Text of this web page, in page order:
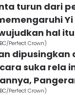
turun dari
hal itu
Perfect Crown)
dipusingkan
suka rela
Perfect Crown)